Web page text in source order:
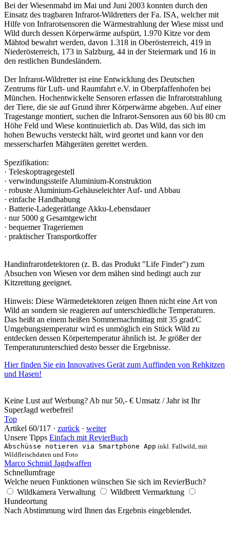
Bei der Wiesenmahd im Mai und Juni 2003 konnten durch den
Einsatz des tragbaren Infrarot-Wildretters der Fa. ISA, welcher mit
Hilfe von Infrarotsensoren die Wärmestrahlung der Wiese misst und
Wild durch dessen Körperwärme aufspürt, 1.970 Kitze vor dem
Mähtod bewahrt werden, davon 1.318 in Oberösterreich, 419 in
Niederösterreich, 173 in Salzburg, 44 in der Steiermark und 16 in
den restlichen Bundesländern.
Der Infrarot-Wildretter ist eine Entwicklung des Deutschen
Zentrums für Luft- und Raumfahrt e.V. in Oberpfaffenhofen bei
München. Hochentwickelte Sensoren erfassen die Infrarotstrahlung
der Tiere, die sie auf Grund ihrer Körperwärme abgeben. Auf einer
Tragestange montiert, suchen die Infrarot-Sensoren aus 60 bis 80 cm
Höhe Feld und Wiese kontinuierlich ab. Das Wild, das sich im
hohen Bewuchs versteckt hält, wird geortet und kann vor den
messerscharfen Mähgeräten gerettet werden.
Spezifikation:
· Teleskoptragegestell
· verwindungssteife Aluminium-Konstruktion
· robuste Aluminium-Gehäuseleichter Auf- und Abbau
· einfache Handhabung
· Batterie-Ladegerätlange Akku-Lebensdauer
· nur 5000 g Gesamtgewicht
· bequemer Trageriemen
· praktischer Transportkoffer
Handinfrarotdetektoren (z. B. das Produkt "Life Finder") zum
Absuchen von Wiesen vor dem mähen sind bedingt auch zur
Kitzrettung geeignet.
Hinweis: Diese Wärmedetektoren zeigen Ihnen nicht eine Art von
Wild an sondern sie reagieren auf unterschiedliche Temperaturen.
Das heißt an einem heißen Sommernachmittag mit 35 grad/C
Umgebungstemperatur wird es unmöglich ein Stück Wild zu
entdecken dessen Körpertemperatur ähnlich ist. Je größer der
Temperaturunterschied desto besser die Ergebnisse.
Hier finden Sie ein Innovatives Gerät zum Auffinden von Rehkitzen
und Hasen!
Keine Lust auf Werbung? Ab nur 50,- € Umsatz / Jahr ist Ihr
SuperJagd werbefrei!
Top
Artikel 60/117 · zurück · weiter
Unsere Tipps Einfach mit RevierBuch
Abschüsse notieren via Smartphone App inkl. Fallwild, mit
Wildfleischdaten und Foto
Marco Schmid Jagdwaffen
Schnellumfrage
Welche neuen Funktionen wünschen Sie sich im RevierBuch?
Wildkamera Verwaltung
Wildbrett Vermarktung
Hundeortung
Nach Abstimmung wird Ihnen das Ergebnis eingeblendet.